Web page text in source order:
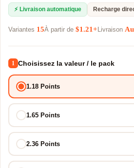
⚡ Livraison automatique Recharge
Variantes 15À partir de $1.21+ Livraison
1 Choisissez la valeur / le pack
1.18 Points
1.65 Points
2.36 Points